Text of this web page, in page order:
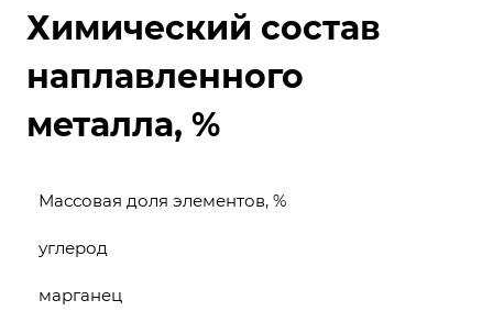
Химический состав
наплавленного
металла, %
Массовая доля элементов, %
углерод
марганец